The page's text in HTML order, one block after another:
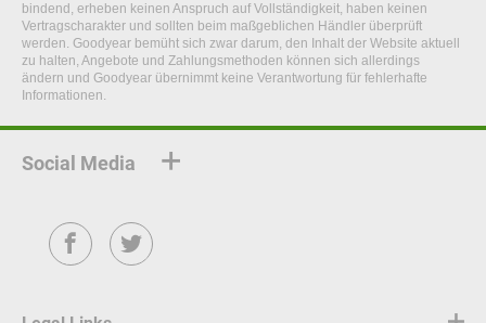
bindend, erheben keinen Anspruch auf Vollständigkeit, haben keinen
Vertragscharakter und sollten beim maßgeblichen Händler überprüft
werden. Goodyear bemüht sich zwar darum, den Inhalt der Website aktuell
zu halten, Angebote und Zahlungsmethoden können sich allerdings
ändern und Goodyear übernimmt keine Verantwortung für fehlerhafte
Informationen.
Social Media
FacebookTwitter